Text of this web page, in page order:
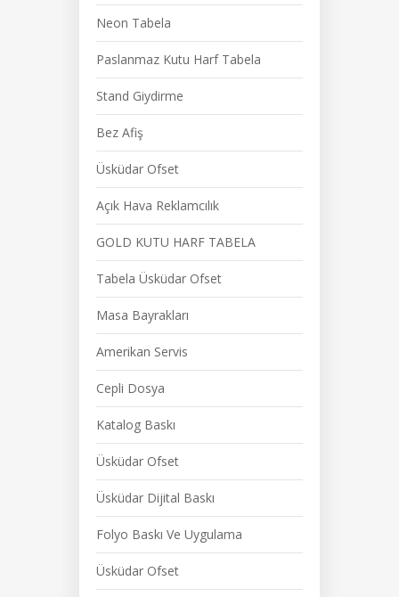
Neon Tabela
Paslanmaz Kutu Harf Tabela
Stand Giydirme
Bez Afiş
Üsküdar Ofset
Açık Hava Reklamcılık
GOLD KUTU HARF TABELA
Tabela Üsküdar Ofset
Masa Bayrakları
Amerikan Servis
Cepli Dosya
Katalog Baskı
Üsküdar Ofset
Üsküdar Dijital Baskı
Folyo Baskı Ve Uygulama
Üsküdar Ofset